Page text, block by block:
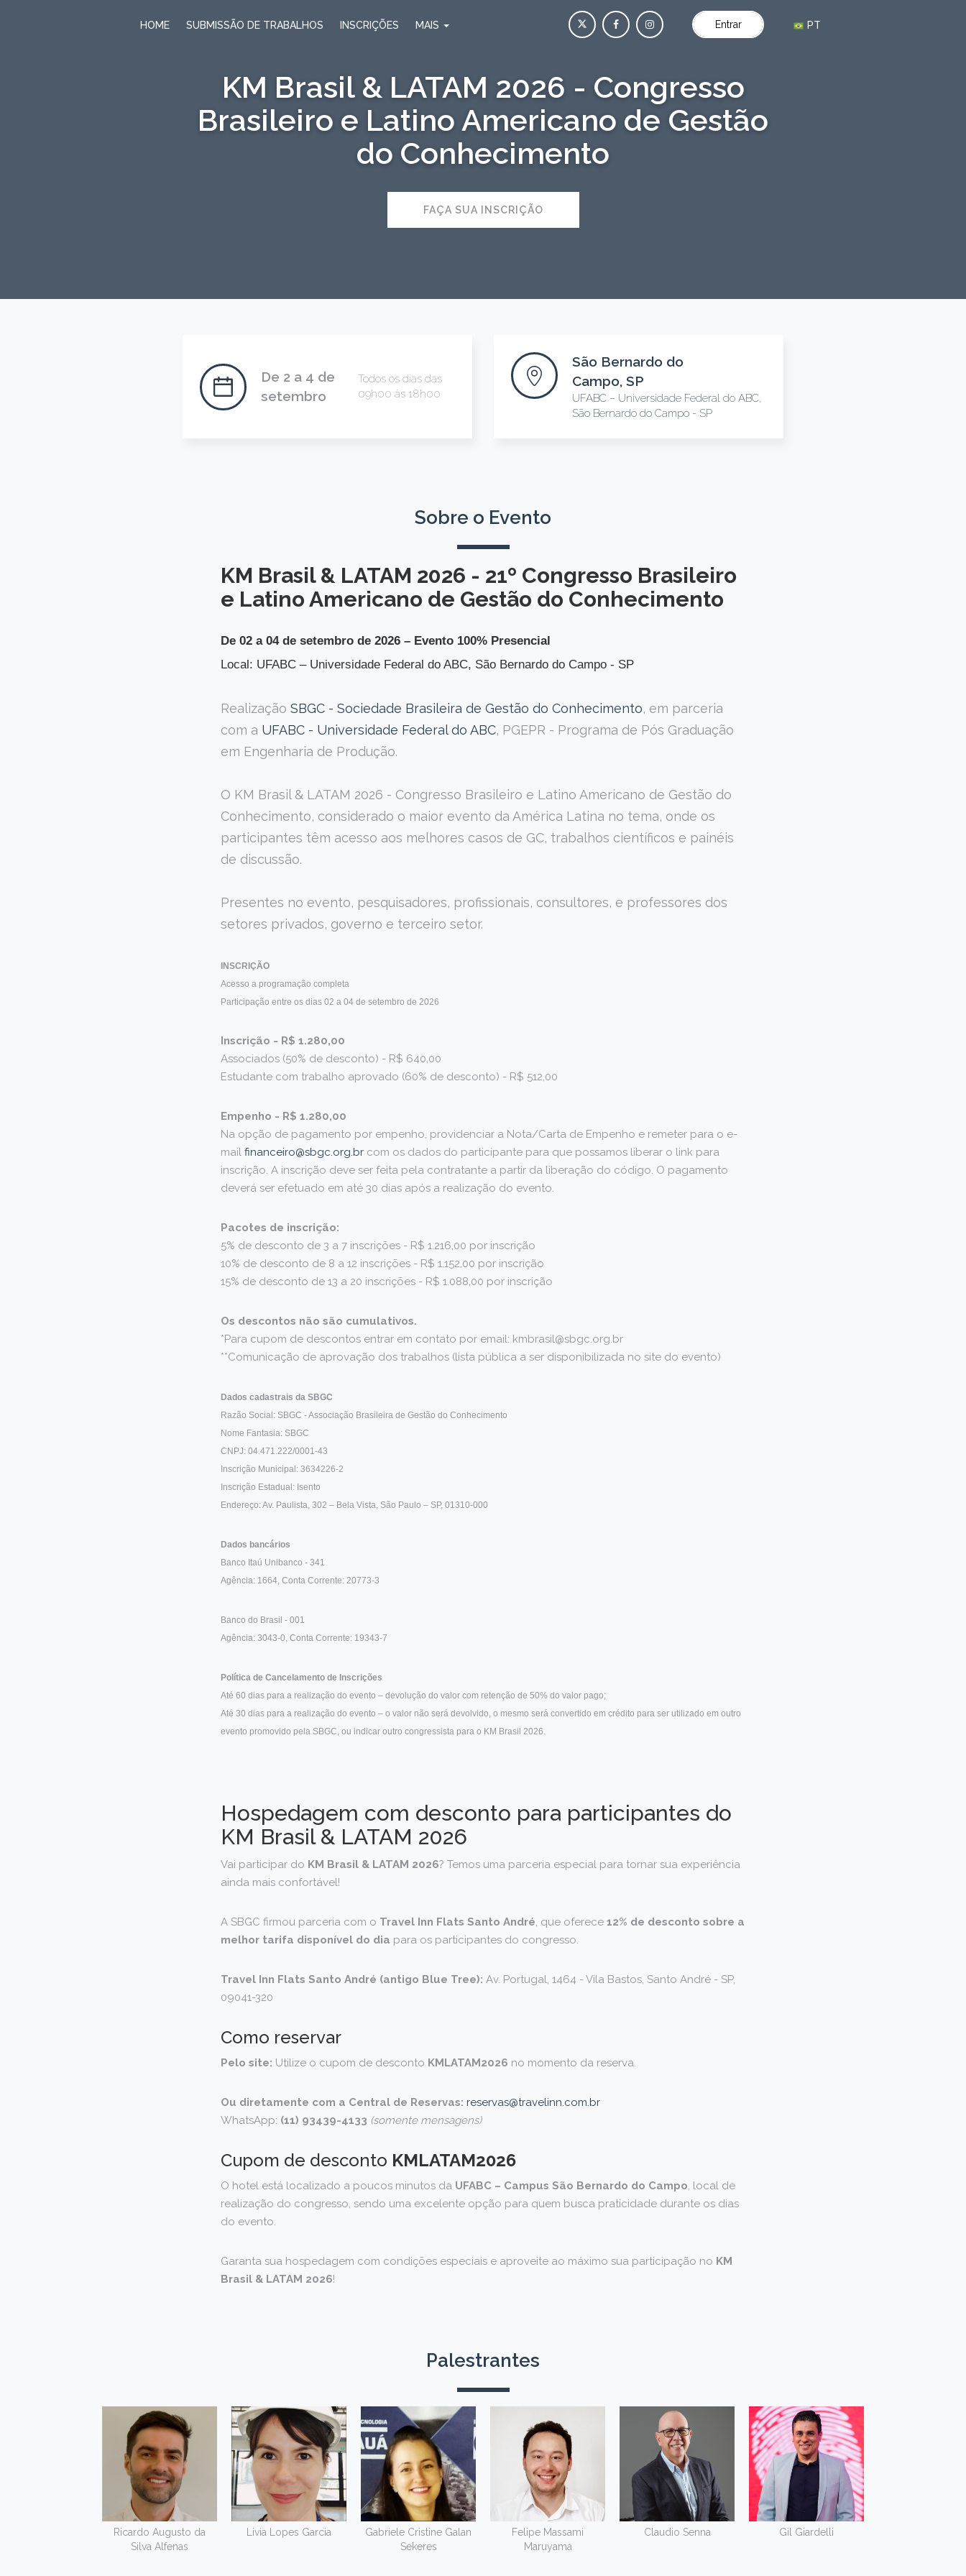
HOME SUBMISSÃO DE TRABALHOS INSCRIÇÕES MAIS PT
Entrar
KM Brasil & LATAM 2026 - Congresso
Brasileiro e Latino Americano de Gestão
do Conhecimento
FAÇA SUA INSCRIÇÃO
De 2 a 4 de
setembro
Todos os dias das
09h00 às 18h00
São Bernardo do
Campo, SP
UFABC – Universidade Federal do ABC,
São Bernardo do Campo - SP
Sobre o Evento
KM Brasil & LATAM 2026 - 21º Congresso Brasileiro
e Latino Americano de Gestão do Conhecimento
De 02 a 04 de setembro de 2026 – Evento 100% Presencial
Local: UFABC – Universidade Federal do ABC, São Bernardo do Campo - SP
Realização SBGC - Sociedade Brasileira de Gestão do Conhecimento, em parceria
com a UFABC - Universidade Federal do ABC, PGEPR - Programa de Pós Graduação
em Engenharia de Produção.
O KM Brasil & LATAM 2026 - Congresso Brasileiro e Latino Americano de Gestão do
Conhecimento, considerado o maior evento da América Latina no tema, onde os
participantes têm acesso aos melhores casos de GC, trabalhos científicos e painéis
de discussão.
Presentes no evento, pesquisadores, profissionais, consultores, e professores dos
setores privados, governo e terceiro setor.
INSCRIÇÃO
Acesso a programação completa
Participação entre os dias 02 a 04 de setembro de 2026
Inscrição - R$ 1.280,00
Associados (50% de desconto) - R$ 640,00
Estudante com trabalho aprovado (60% de desconto) - R$ 512,00
Empenho - R$ 1.280,00
Na opção de pagamento por empenho, providenciar a Nota/Carta de Empenho e remeter para o e-
mail financeiro@sbgc.org.br com os dados do participante para que possamos liberar o link para
inscrição. A inscrição deve ser feita pela contratante a partir da liberação do código. O pagamento
deverá ser efetuado em até 30 dias após a realização do evento.
Pacotes de inscrição:
5% de desconto de 3 a 7 inscrições - R$ 1.216,00 por inscrição
10% de desconto de 8 a 12 inscrições - R$ 1.152,00 por inscrição
15% de desconto de 13 a 20 inscrições - R$ 1.088,00 por inscrição
Os descontos não são cumulativos.
*Para cupom de descontos entrar em contato por email: kmbrasil@sbgc.org.br
**Comunicação de aprovação dos trabalhos (lista pública a ser disponibilizada no site do evento)
Dados cadastrais da SBGC
Razão Social: SBGC - Associação Brasileira de Gestão do Conhecimento
Nome Fantasia: SBGC
CNPJ: 04.471.222/0001-43
Inscrição Municipal: 3634226-2
Inscrição Estadual: Isento
Endereço: Av. Paulista, 302 – Bela Vista, São Paulo – SP, 01310-000
Dados bancários
Banco Itaú Unibanco - 341
Agência: 1664, Conta Corrente: 20773-3
Banco do Brasil - 001
Agência: 3043-0, Conta Corrente: 19343-7
Política de Cancelamento de Inscrições
Até 60 dias para a realização do evento – devolução do valor com retenção de 50% do valor pago;
Até 30 dias para a realização do evento – o valor não será devolvido, o mesmo será convertido em crédito para ser utilizado em outro
evento promovido pela SBGC, ou indicar outro congressista para o KM Brasil 2026.
Hospedagem com desconto para participantes do
KM Brasil & LATAM 2026
Vai participar do KM Brasil & LATAM 2026? Temos uma parceria especial para tornar sua experiência
ainda mais confortável!
A SBGC firmou parceria com o Travel Inn Flats Santo André, que oferece 12% de desconto sobre a
melhor tarifa disponível do dia para os participantes do congresso.
Travel Inn Flats Santo André (antigo Blue Tree): Av. Portugal, 1464 - Vila Bastos, Santo André - SP,
09041-320
Como reservar
Pelo site: Utilize o cupom de desconto KMLATAM2026 no momento da reserva.
Ou diretamente com a Central de Reservas: reservas@travelinn.com.br
WhatsApp: (11) 93439-4133 (somente mensagens)
Cupom de desconto KMLATAM2026
O hotel está localizado a poucos minutos da UFABC – Campus São Bernardo do Campo, local de
realização do congresso, sendo uma excelente opção para quem busca praticidade durante os dias
do evento.
Garanta sua hospedagem com condições especiais e aproveite ao máximo sua participação no KM
Brasil & LATAM 2026!
Palestrantes
Ricardo Augusto da
Silva Alfenas
Livia Lopes Garcia
Gabriele Cristine Galan
Sekeres
Felipe Massami
Maruyama
Claudio Senna Gil Giardelli